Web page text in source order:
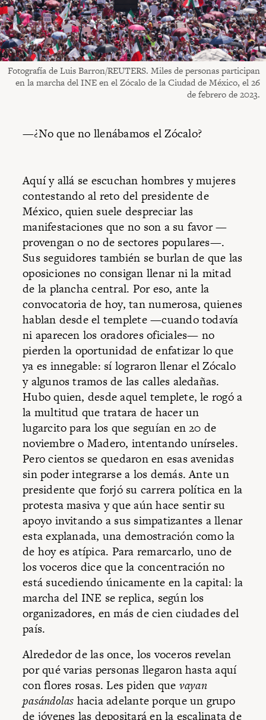
Fotografía de Luis Barron/REUTERS. Miles de personas participan
en la marcha del INE en el Zócalo de la Ciudad de México, el 26
de febrero de 2023.
—¿No que no llenábamos el Zócalo?
Aquí y allá se escuchan hombres y mujeres
contestando al reto del presidente de
México, quien suele despreciar las
manifestaciones que no son a su favor —
provengan o no de sectores populares—.
Sus seguidores también se burlan de que las
oposiciones no consigan llenar ni la mitad
de la plancha central. Por eso, ante la
convocatoria de hoy, tan numerosa, quienes
hablan desde el templete —cuando todavía
ni aparecen los oradores oficiales— no
pierden la oportunidad de enfatizar lo que
ya es innegable: sí lograron llenar el Zócalo
y algunos tramos de las calles aledañas.
Hubo quien, desde aquel templete, le rogó a
la multitud que tratara de hacer un
lugarcito para los que seguían en 20 de
noviembre o Madero, intentando unírseles.
Pero cientos se quedaron en esas avenidas
sin poder integrarse a los demás. Ante un
presidente que forjó su carrera política en la
protesta masiva y que aún hace sentir su
apoyo invitando a sus simpatizantes a llenar
esta explanada, una demostración como la
de hoy es atípica. Para remarcarlo, uno de
los voceros dice que la concentración no
está sucediendo únicamente en la capital: la
marcha del INE se replica, según los
organizadores, en más de cien ciudades del
país.
Alrededor de las once, los voceros revelan
por qué varias personas llegaron hasta aquí
con flores rosas. Les piden que vayan
pasándolas hacia adelante porque un grupo
de jóvenes las depositará en la escalinata de